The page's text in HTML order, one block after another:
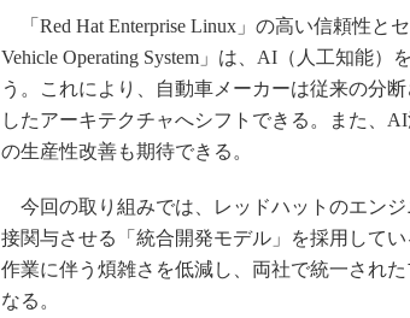
「Red Hat Enterprise Linux」の高い信頼性と
Vehicle Operating System」は、AI（人工知能
う。これにより、自動車メーカーは従来の分
したアーキテクチャへシフトできる。また、
の生産性改善も期待できる。
今回の取り組みでは、レッドハットのエン
接関与させる「統合開発モデル」を採用して
作業に伴う煩雑さを低減し、両社で統一され
なる。